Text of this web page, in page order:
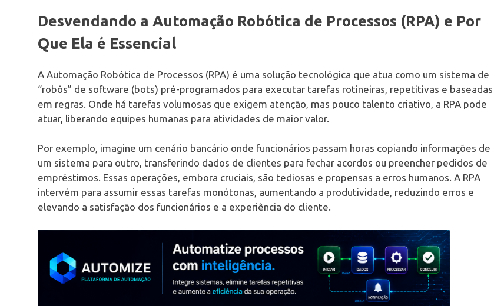
Desvendando a Automação Robótica de Processos (RPA) e Por
Que Ela é Essencial
A Automação Robótica de Processos (RPA) é uma solução tecnológica que atua como um sistema de
“robôs” de software (bots) pré-programados para executar tarefas rotineiras, repetitivas e baseadas
em regras. Onde há tarefas volumosas que exigem atenção, mas pouco talento criativo, a RPA pode
atuar, liberando equipes humanas para atividades de maior valor.
Por exemplo, imagine um cenário bancário onde funcionários passam horas copiando informações de
um sistema para outro, transferindo dados de clientes para fechar acordos ou preencher pedidos de
empréstimos. Essas operações, embora cruciais, são tediosas e propensas a erros humanos. A RPA
intervém para assumir essas tarefas monótonas, aumentando a produtividade, reduzindo erros e
elevando a satisfação dos funcionários e a experiência do cliente.